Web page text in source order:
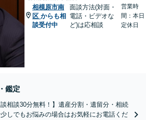
相模原市南
区 からも相
談受付中
面談方法(対面・
電話・ビデオな
ど)は応相談
営業時
間：本日
定休日
鑑定
相談30分無料！】遺産分割・遺留分・相続
しでもお悩みの場合はお気軽にお電話くだ